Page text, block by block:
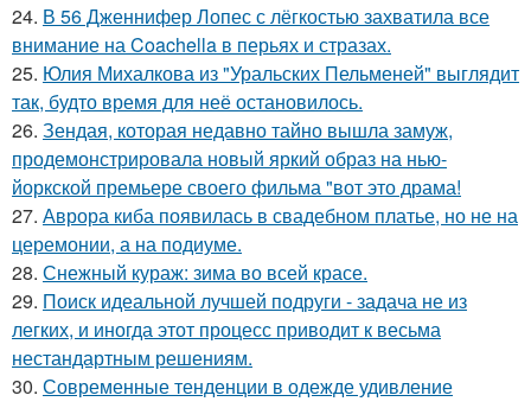
24. В 56 Дженнифер Лопес с лёгкостью захватила все
внимание на Coachella в перьях и стразах.
25. Юлия Михалкова из "Уральских Пельменей" выглядит
так, будто время для неё остановилось.
26. Зендая, которая недавно тайно вышла замуж,
продемонстрировала новый яркий образ на нью-
йоркской премьере своего фильма "вот это драма!
27. Аврора киба появилась в свадебном платье, но не на
церемонии, а на подиуме.
28. Снежный кураж: зима во всей красе.
29. Поиск идеальной лучшей подруги - задача не из
легких, и иногда этот процесс приводит к весьма
нестандартным решениям.
30. Современные тенденции в одежде удивление